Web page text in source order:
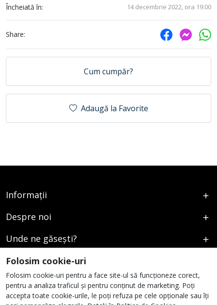
Încheiată în: 14 decembrie 2022, ora 19:00
Share:
Cum cumpăr?
Adaugă la Favorite
Informații
Despre noi
Unde ne găsești?
Urmați-ne
Folosim cookie-uri
Folosim cookie-uri pentru a face site-ul să funcționeze corect,
pentru a analiza traficul și pentru conținut de marketing. Poți
accepta toate cookie-urile, le poți refuza pe cele opționale sau îți